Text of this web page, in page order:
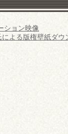
ション映像
よる版権壁紙ダウ